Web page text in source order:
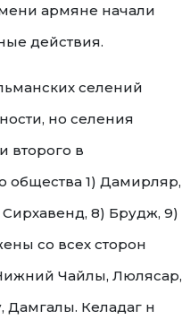
армяне начали
действия.
селений
но селения
второго в
общества 1) Дамирляр,
8) Брудж, 9)
со всех сторон
Чайлы, Люлясар,
Дамгалы. Келадаг н